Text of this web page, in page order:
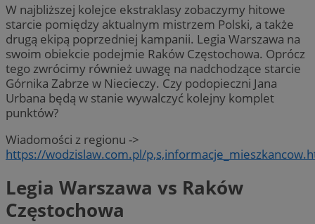
W najbliższej kolejce ekstraklasy zobaczymy hitowe
starcie pomiędzy aktualnym mistrzem Polski, a także
drugą ekipą poprzedniej kampanii. Legia Warszawa na
swoim obiekcie podejmie Raków Częstochowa. Oprócz
tego zwrócimy również uwagę na nadchodzące starcie
Górnika Zabrze w Niecieczy. Czy podopieczni Jana
Urbana będą w stanie wywalczyć kolejny komplet
punktów?
Wiadomości z regionu ->
https://wodzislaw.com.pl/
Legia Warszawa vs Raków
Częstochowa